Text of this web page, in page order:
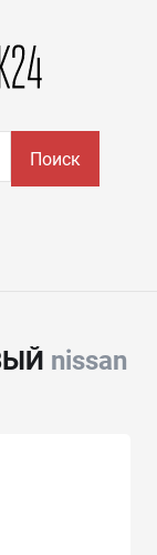
Поиск
nissan